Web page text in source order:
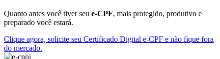
Quanto antes você tiver seu e-CPF, mais protegido, produtivo e
preparado você estará.
Clique agora, solicite seu Certificado Digital e-CPF e não fique fora
do mercado.